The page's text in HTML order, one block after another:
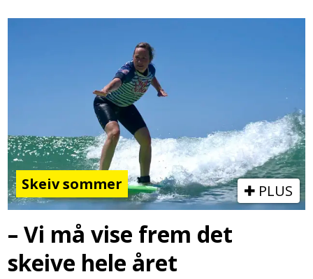
Skeiv sommer PLUS
– Vi må vise frem det
skeive hele året